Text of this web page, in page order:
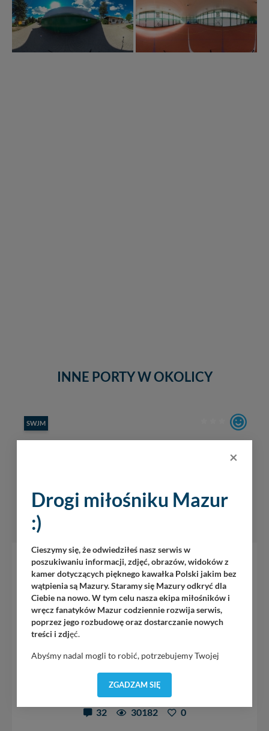
INNE PORTY W OKOLICY
SWJM
PORT PARTNERSKI
Port PTTK Wilkasy
jez. Niegocin / Wilkasy
Port usytuowany jest na zachodnim brzegu jeziora
Niegocin i podobnie jak wcześniej opisywany port posiada
pełną bazę mediów dla jachtów i jachtów motorowych.
+ 21
32
30182 0
×
Drogi miłośniku Mazur
:)
Cieszymy się, że odwiedziłeś nasz serwis w
poszukiwaniu informacji, zdjęć, obrazów, widoków z
kamer dotyczących pięknego kawałka Polski jakim bez
wątpienia są Mazury. Staramy się Mazury odkryć dla
Ciebie na nowo. W tym celu nasza ekipa miłośników i
wręcz fanatyków Mazur codziennie rozwija serwis,
poprzez jego rozbudowę oraz dostarczanie nowych
treści i zdjęć.
Abyśmy nadal mogli to robić, potrzebujemy Twojej
dostosować do Twoich preferencji. Twoje dane (w tym
pliki cookies) będą zapisywane w celu usprawnienia
wyszukania, ulubione miejsca, logowania, itp).
ZGADZAM SIĘ